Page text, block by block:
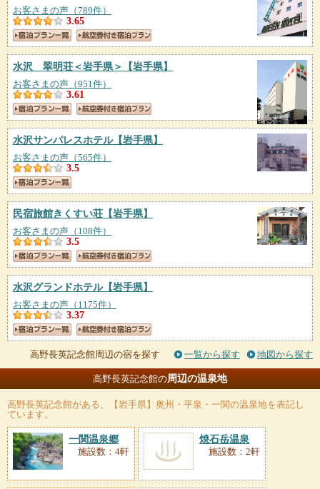
お客さまの声（789件）
3.65
水沢 翠明荘＜岩手県＞ 【岩手県】
お客さまの声（951件）
3.61
水沢サンパレスホテル【岩手県】
お客さまの声（565件）
3.5
民宿旅館きくすい荘 【岩手県】
お客さまの声（108件）
3.5
水沢グランドホテル【岩手県】
お客さまの声（1175件）
3.37
高野長英記念館周辺の宿を探す 一覧から探す 地図から探す
高野長英記念館の周辺の温泉地
高野長英記念館がある、【岩手県】奥州・平泉・一関の温泉地を表記し
ています。
一関温泉郷
施設数：4軒
焼石岳温泉
施設数：2軒